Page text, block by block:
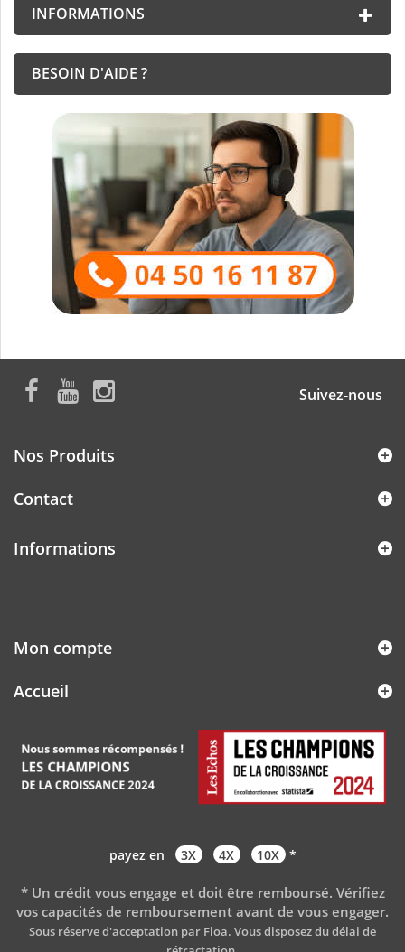
INFORMATIONS
BESOIN D'AIDE ?
Suivez-nous
Nos Produits
Contact
Informations
Mon compte
Accueil
payez en 3X 4X 10X *
* Un crédit vous engage et doit être remboursé. Vérifiez
vos capacités de remboursement avant de vous engager.
Sous réserve d'acceptation par Floa. Vous disposez du délai de